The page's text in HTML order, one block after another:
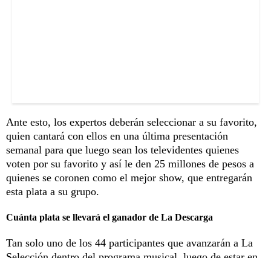
Ante esto, los expertos deberán seleccionar a su favorito,
quien cantará con ellos en una última presentación
semanal para que luego sean los televidentes quienes
voten por su favorito y así le den 25 millones de pesos a
quienes se coronen como el mejor show, que entregarán
esta plata a su grupo.
Cuánta plata se llevará el ganador de La Descarga
Tan solo uno de los 44 participantes que avanzarán a La